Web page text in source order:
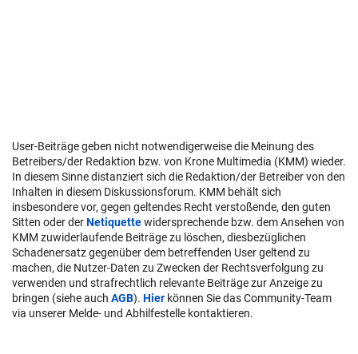
User-Beiträge geben nicht notwendigerweise die Meinung des
Betreibers/der Redaktion bzw. von Krone Multimedia (KMM) wieder.
In diesem Sinne distanziert sich die Redaktion/der Betreiber von den
Inhalten in diesem Diskussionsforum. KMM behält sich
insbesondere vor, gegen geltendes Recht verstoßende, den guten
Sitten oder derNetiquettewidersprechende bzw. dem Ansehen von
KMM zuwiderlaufende Beiträge zu löschen, diesbezüglichen
Schadenersatz gegenüber dem betreffenden User geltend zu
machen, die Nutzer-Daten zu Zwecken der Rechtsverfolgung zu
verwenden und strafrechtlich relevante Beiträge zur Anzeige zu
bringen (siehe auch AGB). Hier können Sie das Community-Team
via unserer Melde- und Abhilfestelle kontaktieren.